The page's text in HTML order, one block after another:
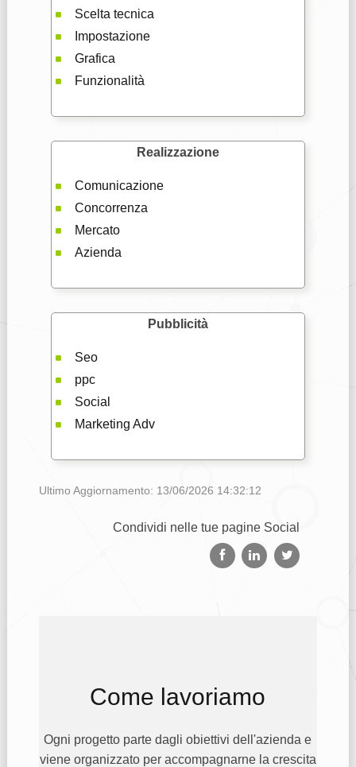
Scelta tecnica
Impostazione
Grafica
Funzionalità
Realizzazione
Comunicazione
Concorrenza
Mercato
Azienda
Pubblicità
Seo
ppc
Social
Marketing Adv
Ultimo Aggiornamento: 13/06/2026 14:32:12
Condividi nelle tue pagine Social
Come lavoriamo
Ogni progetto parte dagli obiettivi dell'azienda e
viene organizzato per accompagnarne la crescita